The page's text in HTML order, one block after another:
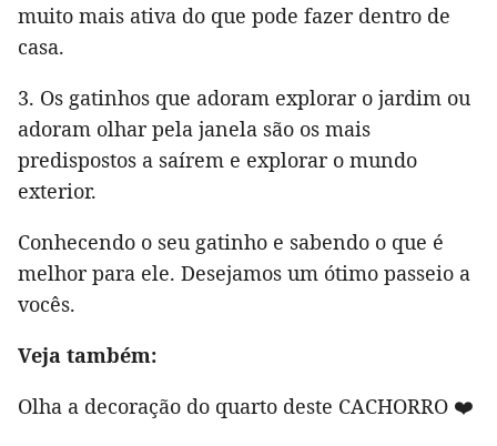
muito mais ativa do que pode fazer dentro de
casa.
3. Os gatinhos que adoram explorar o jardim ou
adoram olhar pela janela são os mais
predispostos a saírem e explorar o mundo
exterior.
Conhecendo o seu gatinho e sabendo o que é
melhor para ele. Desejamos um ótimo passeio a
vocês.
Veja também:
Olha a decoração do quarto deste CACHORRO ❤️